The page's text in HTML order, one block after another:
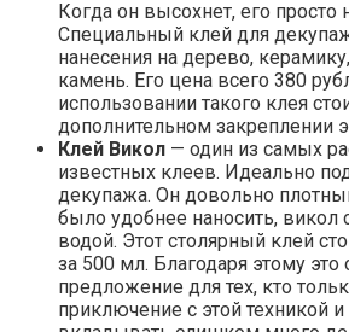
Когда он высохнет, его просто
Специальный клей для
нанесения на дерево,
камень. Его цена всего 380
использовании такого клея
дополнительном закреплении
Клей Викол — один из самых
известных клеев. Идеально
декупажа. Он довольно
было удобнее наносить, викол
водой. Этот столярный клей
за 500 мл. Благодаря этому это
предложение для тех, кто
приключение с этой техникой и